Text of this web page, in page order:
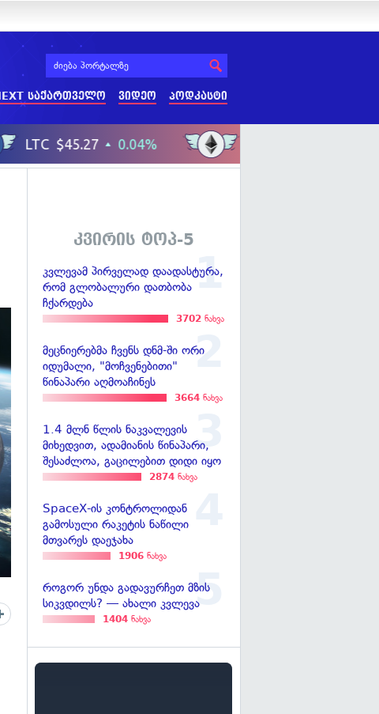
საქართველო ვიდეო პოდკასტი
კვირის ტოპ-5
კვლევამ პირველად დაადასტურა,
რომ გლობალური დათბობა
ჩქარდება
3702 ნახვა
მეცნიერებმა ჩვენს დნმ-ში ორი
იდუმალი, "მოჩვენებითი"
წინაპარი აღმოაჩინეს
3664 ნახვა
1.4 მლნ წლის ნაკვალევის
მიხედვით, ადამიანის წინაპარი,
შესაძლოა, გაცილებით დიდი იყო
2874 ნახვა
SpaceX-ის კონტროლიდან
გამოსული რაკეტის ნაწილი
მთვარეს დაეჯახა
1906 ნახვა
როგორ უნდა გადავურჩეთ მზის
სიკვდილს? — ახალი კვლევა
1404 ნახვა